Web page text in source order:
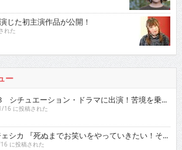
た初主演作品が公開！
れた
ー
シチュエーション・ドラマに出演！苦境を乗...
16 に投稿された
シカ 『死ぬまでお笑いをやっていきたい！そ...
に投稿された